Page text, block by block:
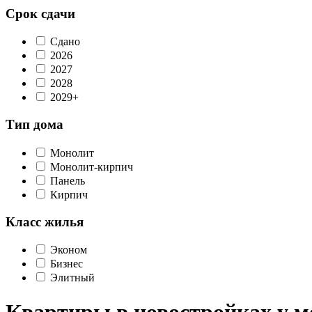
Срок сдачи
Сдано
2026
2027
2028
2029+
Тип дома
Монолит
Монолит-кирпич
Панель
Кирпич
Класс жилья
Эконом
Бизнес
Элитный